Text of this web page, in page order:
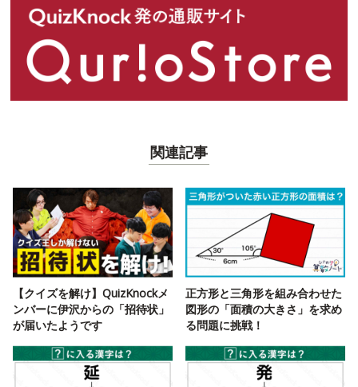
関連記事
【クイズを解け】QuizKnockメ
ンバーに伊沢からの「招待状」
が届いたようです
正方形と三角形を組み合わせた
図形の「面積の大きさ」を求め
る問題に挑戦！